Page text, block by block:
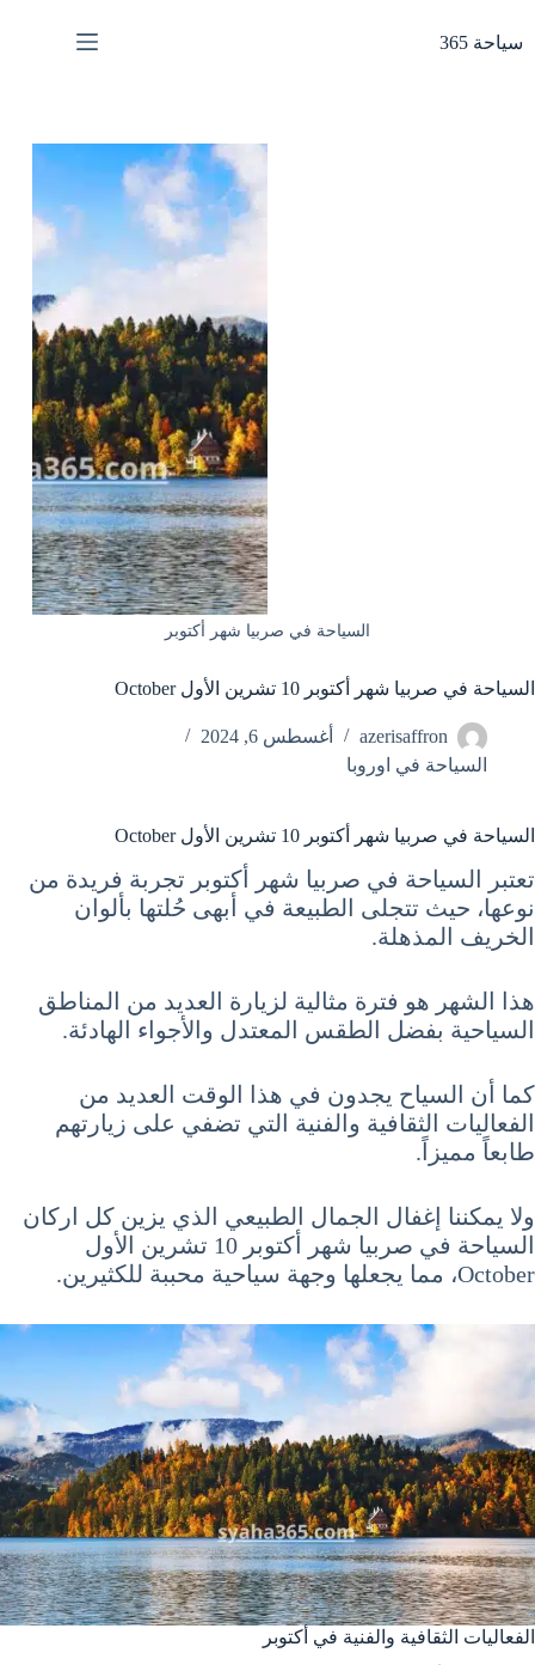
المحتوى
سياحة 365
السياحة في صربيا شهر أكتوبر
السياحة في صربيا شهر أكتوبر 10 تشرين الأول October
azerisaffron
أغسطس 6, 2024
السياحة في اوروبا
السياحة في صربيا شهر أكتوبر 10 تشرين الأول October
تعتبر السياحة في صربيا شهر أكتوبر تجربة فريدة من
نوعها، حيث تتجلى الطبيعة في أبهى حُلتها بألوان
الخريف المذهلة.
هذا الشهر هو فترة مثالية لزيارة العديد من المناطق
السياحية بفضل الطقس المعتدل والأجواء الهادئة.
كما أن السياح يجدون في هذا الوقت العديد من
الفعاليات الثقافية والفنية التي تضفي على زيارتهم
طابعاً مميزاً.
ولا يمكننا إغفال الجمال الطبيعي الذي يزين كل اركان
السياحة في صربيا شهر أكتوبر 10 تشرين الأول
October، مما يجعلها وجهة سياحية محببة للكثيرين.
الفعاليات الثقافية والفنية في أكتوبر